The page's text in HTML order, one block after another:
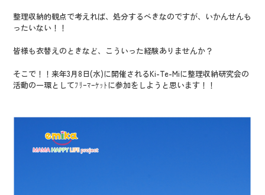
整理収納的観点で考えれば、処分するべきなのですが、いかんせんも
ったいない！！
皆様も衣替えのときなど、こういった経験ありませんか？
そこで！！来年3月8日(水)に開催されるKi-Te-Miに整理収納研究会の
活動の一環としてﾌﾘｰﾏｰｹｯﾄに参加をしようと思います！！